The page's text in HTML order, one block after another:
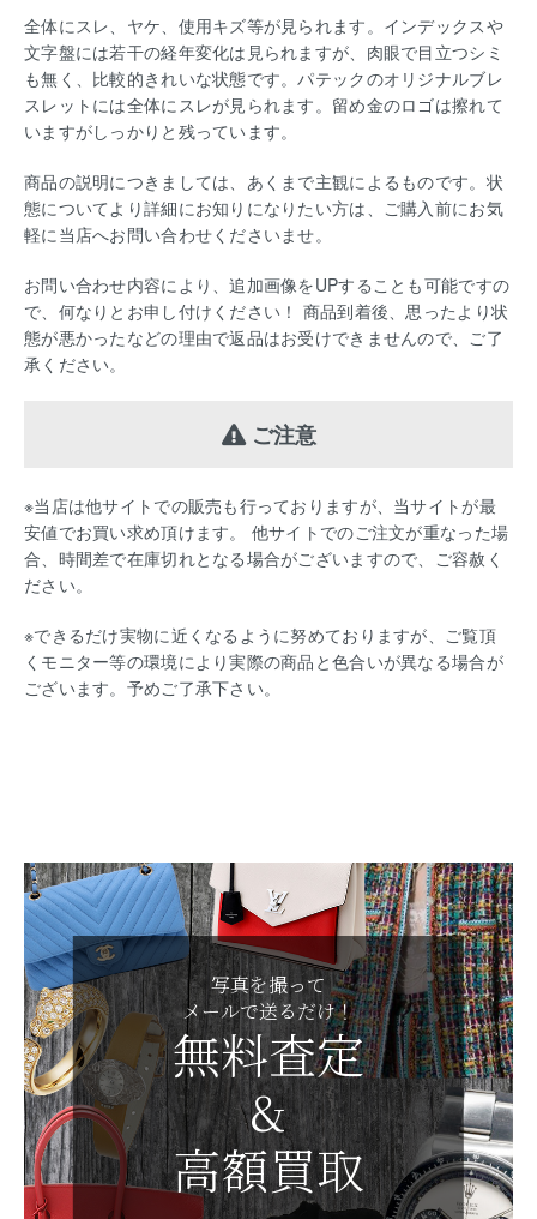
全体にスレ、ヤケ、使用キズ等が見られます。インデックスや
文字盤には若干の経年変化は見られますが、肉眼で目立つシミ
も無く、比較的きれいな状態です。パテックのオリジナルブレ
スレットには全体にスレが見られます。留め金のロゴは擦れて
いますがしっかりと残っています。
商品の説明につきましては、あくまで主観によるものです。状
態についてより詳細にお知りになりたい方は、ご購入前にお気
軽に当店へお問い合わせくださいませ。
お問い合わせ内容により、追加画像をUPすることも可能ですの
で、何なりとお申し付けください！ 商品到着後、思ったより状
態が悪かったなどの理由で返品はお受けできませんので、ご了
承ください。
ご注意
※当店は他サイトでの販売も行っておりますが、当サイトが最
安値でお買い求め頂けます。 他サイトでのご注文が重なった場
合、時間差で在庫切れとなる場合がございますので、ご容赦く
ださい。
※できるだけ実物に近くなるように努めておりますが、ご覧頂
くモニター等の環境により実際の商品と色合いが異なる場合が
ございます。予めご了承下さい。
写真を撮って
メールで送るだけ！
無料査定
&
高額買取